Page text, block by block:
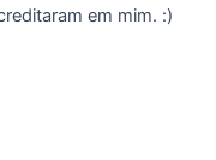
em mim. :)